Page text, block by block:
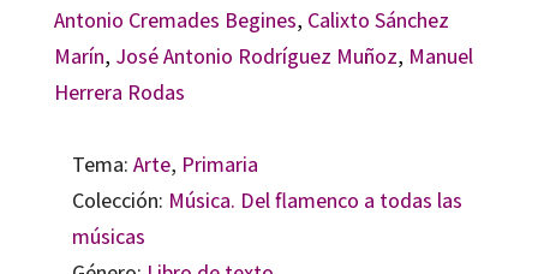
Antonio Cremades Begines, Calixto Sánchez
Marín, José Antonio Rodríguez Muñoz, Manuel
Herrera Rodas
Tema: Arte, Primaria
Colección: Música. Del flamenco a todas las
músicas